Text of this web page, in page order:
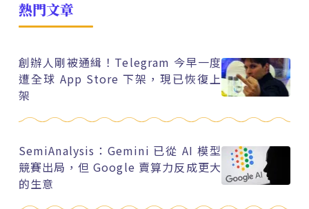
熱門文章
創辦人剛被通緝！Telegram 今早一度
遭全球 App Store 下架，現已恢復上
架
SemiAnalysis：Gemini 已從 AI 模型
競賽出局，但 Google 賣算力反成更大
的生意